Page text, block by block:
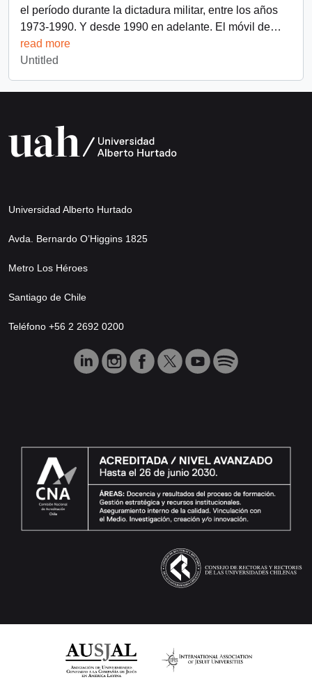
el período durante la dictadura militar, entre los años
1973-1990. Y desde 1990 en adelante. El móvil de…
read more
Untitled
Universidad Alberto Hurtado
Avda. Bernardo O’Higgins 1825
Metro Los Héroes
Santiago de Chile
Teléfono +56 2 2692 0200